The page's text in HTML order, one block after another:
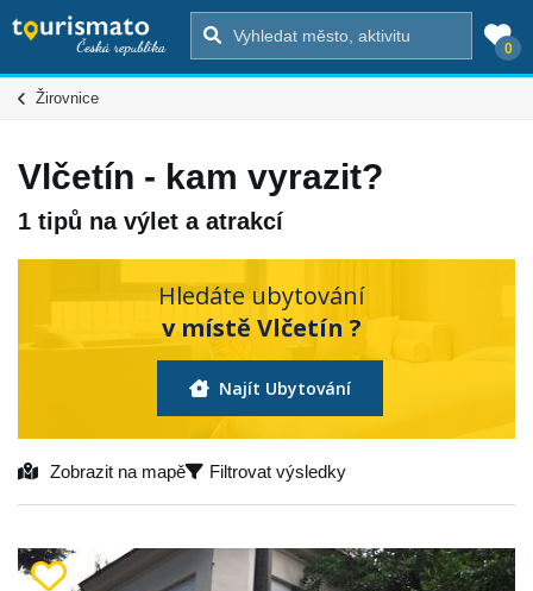
0
Žirovnice
Vlčetín - kam vyrazit?
1 tipů na výlet a atrakcí
Hledáte ubytování
v místě Vlčetín ?
Najít Ubytování
Zobrazit na mapě Filtrovat výsledky